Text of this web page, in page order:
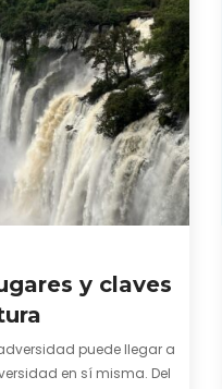
y claves
puede llegar a
en sí misma. Del